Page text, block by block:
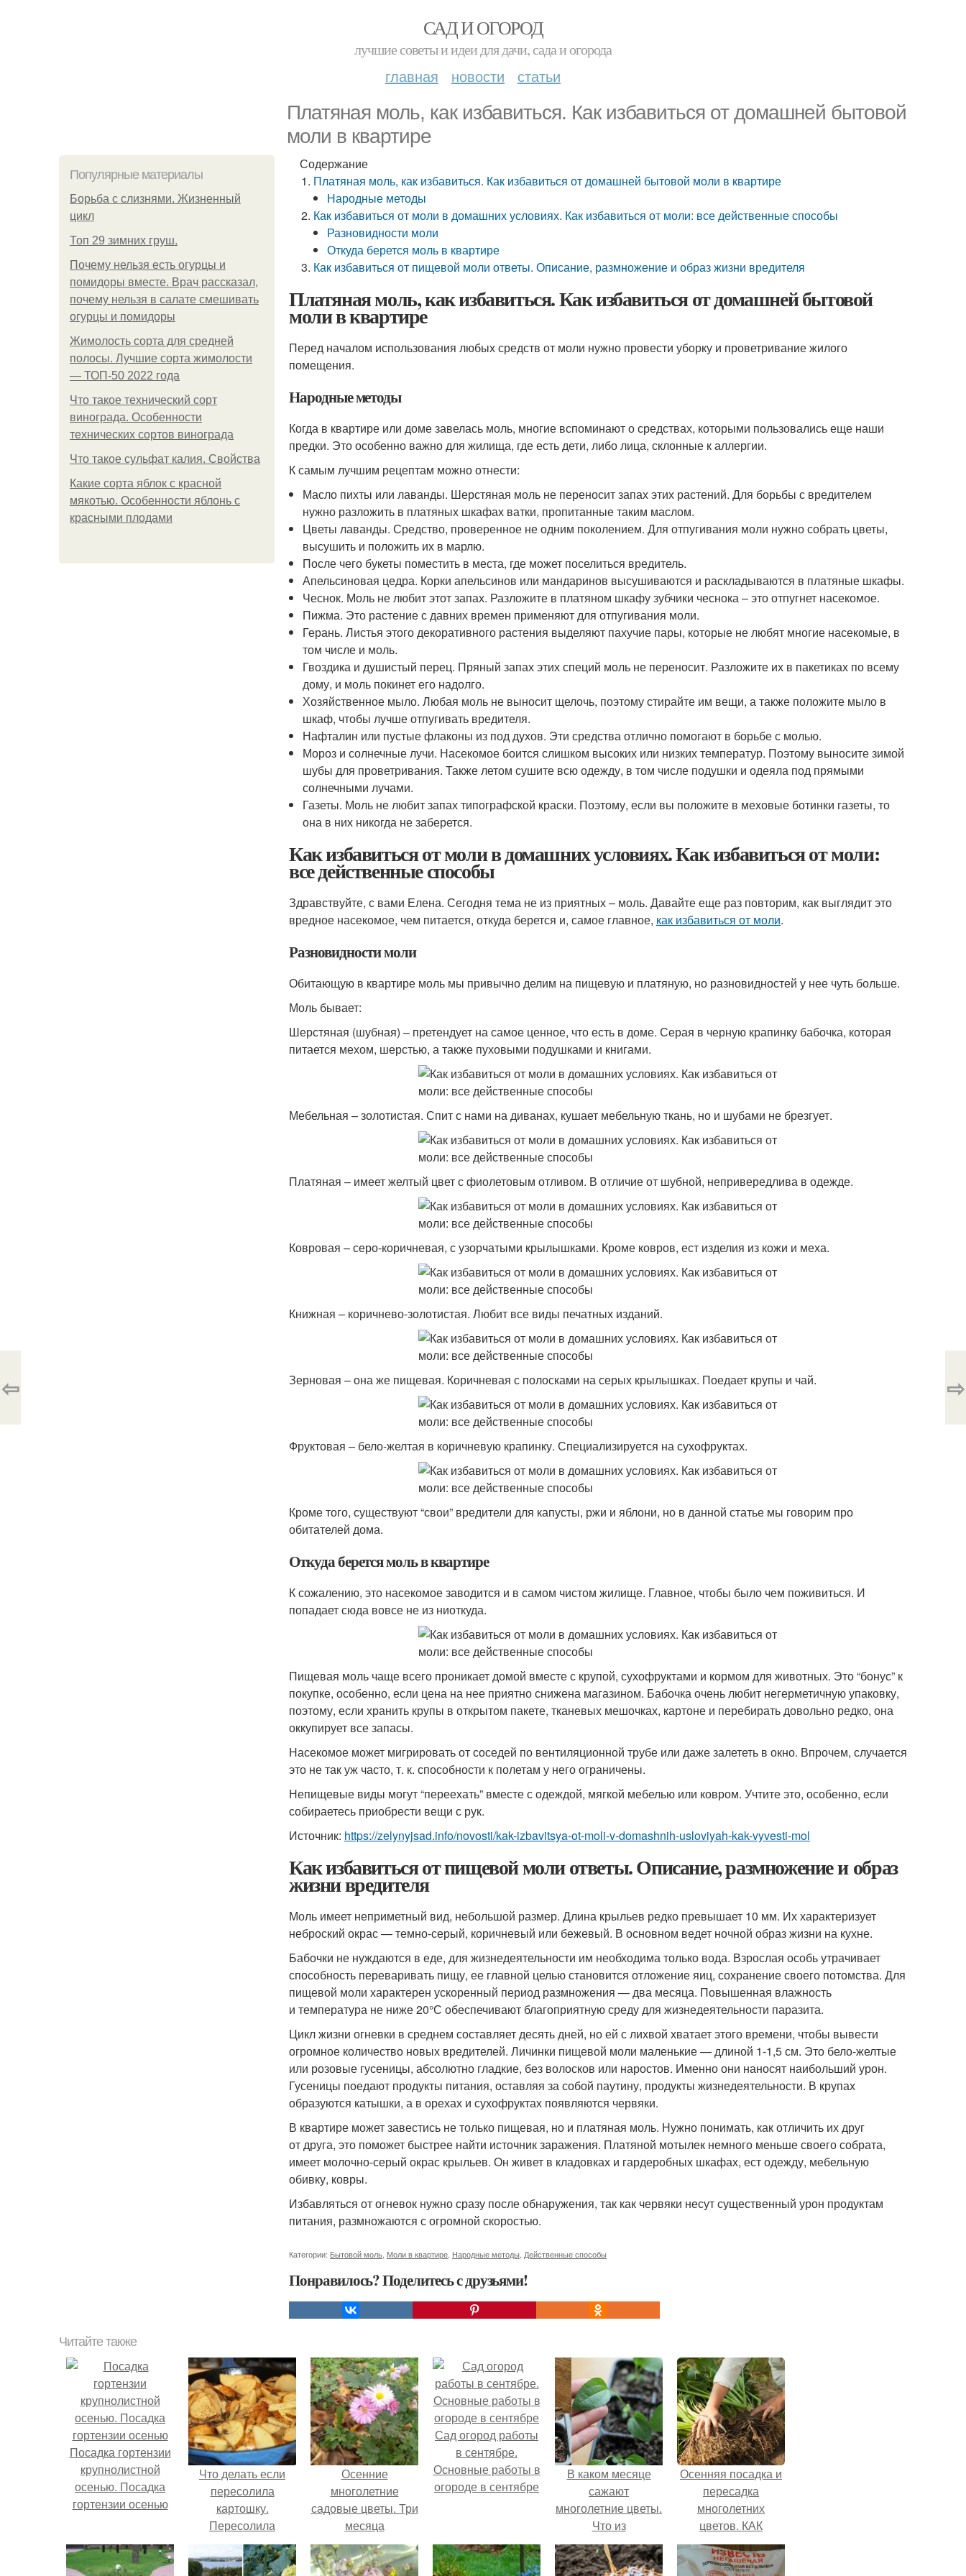
САД И ОГОРОД
лучшие советы и идеи для дачи, сада и огорода
главная новости статьи
Платяная моль, как избавиться. Как избавиться от домашней бытовой
моли в квартире
Популярные материалы
Борьба с слизнями. Жизненный
цикл
Топ 29 зимних груш.
Почему нельзя есть огурцы и
помидоры вместе. Врач рассказал,
почему нельзя в салате смешивать
огурцы и помидоры
Жимолость сорта для средней
полосы. Лучшие сорта жимолости
— ТОП-50 2022 года
Что такое технический сорт
винограда. Особенности
технических сортов винограда
Что такое сульфат калия. Свойства
Какие сорта яблок с красной
мякотью. Особенности яблонь с
красными плодами
Содержание
Платяная моль, как избавиться. Как избавиться от домашней бытовой моли в квартире
Народные методы
Как избавиться от моли в домашних условиях. Как избавиться от моли: все действенные способы
Разновидности моли
Откуда берется моль в квартире
Как избавиться от пищевой моли ответы. Описание, размножение и образ жизни вредителя
Платяная моль, как избавиться. Как избавиться от домашней бытовой
моли в квартире
Перед началом использования любых средств от моли нужно провести уборку и проветривание жилого
помещения.
Народные методы
Когда в квартире или доме завелась моль, многие вспоминают о средствах, которыми пользовались еще наши
предки. Это особенно важно для жилища, где есть дети, либо лица, склонные к аллергии.
К самым лучшим рецептам можно отнести:
Масло пихты или лаванды. Шерстяная моль не переносит запах этих растений. Для борьбы с вредителем
нужно разложить в платяных шкафах ватки, пропитанные таким маслом.
Цветы лаванды. Средство, проверенное не одним поколением. Для отпугивания моли нужно собрать цветы,
высушить и положить их в марлю.
После чего букеты поместить в места, где может поселиться вредитель.
Апельсиновая цедра. Корки апельсинов или мандаринов высушиваются и раскладываются в платяные шкафы.
Чеснок. Моль не любит этот запах. Разложите в платяном шкафу зубчики чеснока – это отпугнет насекомое.
Пижма. Это растение с давних времен применяют для отпугивания моли.
Герань. Листья этого декоративного растения выделяют пахучие пары, которые не любят многие насекомые, в
том числе и моль.
Гвоздика и душистый перец. Пряный запах этих специй моль не переносит. Разложите их в пакетиках по всему
дому, и моль покинет его надолго.
Хозяйственное мыло. Любая моль не выносит щелочь, поэтому стирайте им вещи, а также положите мыло в
шкаф, чтобы лучше отпугивать вредителя.
Нафталин или пустые флаконы из под духов. Эти средства отлично помогают в борьбе с молью.
Мороз и солнечные лучи. Насекомое боится слишком высоких или низких температур. Поэтому выносите зимой
шубы для проветривания. Также летом сушите всю одежду, в том числе подушки и одеяла под прямыми
солнечными лучами.
Газеты. Моль не любит запах типографской краски. Поэтому, если вы положите в меховые ботинки газеты, то
она в них никогда не заберется.
Как избавиться от моли в домашних условиях. Как избавиться от моли:
все действенные способы
Здравствуйте, с вами Елена. Сегодня тема не из приятных – моль. Давайте еще раз повторим, как выглядит это
вредное насекомое, чем питается, откуда берется и, самое главное, как избавиться от моли.
Разновидности моли
Обитающую в квартире моль мы привычно делим на пищевую и платяную, но разновидностей у нее чуть больше.
Моль бывает:
Шерстяная (шубная) – претендует на самое ценное, что есть в доме. Серая в черную крапинку бабочка, которая
питается мехом, шерстью, а также пуховыми подушками и книгами.
Мебельная – золотистая. Спит с нами на диванах, кушает мебельную ткань, но и шубами не брезгует.
Платяная – имеет желтый цвет с фиолетовым отливом. В отличие от шубной, непривередлива в одежде.
Ковровая – серо-коричневая, с узорчатыми крылышками. Кроме ковров, ест изделия из кожи и меха.
Книжная – коричнево-золотистая. Любит все виды печатных изданий.
Зерновая – она же пищевая. Коричневая с полосками на серых крылышках. Поедает крупы и чай.
Фруктовая – бело-желтая в коричневую крапинку. Специализируется на сухофруктах.
Кроме того, существуют “свои” вредители для капусты, ржи и яблони, но в данной статье мы говорим про
обитателей дома.
Откуда берется моль в квартире
К сожалению, это насекомое заводится и в самом чистом жилище. Главное, чтобы было чем поживиться. И
попадает сюда вовсе не из ниоткуда.
Пищевая моль чаще всего проникает домой вместе с крупой, сухофруктами и кормом для животных. Это “бонус” к
покупке, особенно, если цена на нее приятно снижена магазином. Бабочка очень любит негерметичную упаковку,
поэтому, если хранить крупы в открытом пакете, тканевых мешочках, картоне и перебирать довольно редко, она
оккупирует все запасы.
Насекомое может мигрировать от соседей по вентиляционной трубе или даже залететь в окно. Впрочем, случается
это не так уж часто, т. к. способности к полетам у него ограничены.
Непищевые виды могут “переехать” вместе с одеждой, мягкой мебелью или ковром. Учтите это, особенно, если
собираетесь приобрести вещи с рук.
Источник: https://zelynyjsad.info/novosti/kak-izbavitsya-ot-moli-v-domashnih-usloviyah-kak-vyvesti-mol
Как избавиться от пищевой моли ответы. Описание, размножение и образ
жизни вредителя
Моль имеет неприметный вид, небольшой размер. Длина крыльев редко превышает 10 мм. Их характеризует
неброский окрас — темно-серый, коричневый или бежевый. В основном ведет ночной образ жизни на кухне.
Бабочки не нуждаются в еде, для жизнедеятельности им необходима только вода. Взрослая особь утрачивает
способность переваривать пищу, ее главной целью становится отложение яиц, сохранение своего потомства. Для
пищевой моли характерен ускоренный период размножения — два месяца. Повышенная влажность
и температура не ниже 20°С обеспечивают благоприятную среду для жизнедеятельности паразита.
Цикл жизни огневки в среднем составляет десять дней, но ей с лихвой хватает этого времени, чтобы вывести
огромное количество новых вредителей. Личинки пищевой моли маленькие — длиной 1-1,5 см. Это бело-желтые
или розовые гусеницы, абсолютно гладкие, без волосков или наростов. Именно они наносят наибольший урон.
Гусеницы поедают продукты питания, оставляя за собой паутину, продукты жизнедеятельности. В крупах
образуются катышки, а в орехах и сухофруктах появляются червяки.
В квартире может завестись не только пищевая, но и платяная моль. Нужно понимать, как отличить их друг
от друга, это поможет быстрее найти источник заражения. Платяной мотылек немного меньше своего собрата,
имеет молочно-серый окрас крыльев. Он живет в кладовках и гардеробных шкафах, ест одежду, мебельную
обивку, ковры.
Избавляться от огневок нужно сразу после обнаружения, так как червяки несут существенный урон продуктам
питания, размножаются с огромной скоростью.
Категории: Бытовой моль Моли в квартире Народные методы Действенные способы
Понравилось? Поделитесь с друзьями!
⇦ ⇨
Читайте также
Посадка гортензии
крупнолистной
осенью. Посадка
гортензии осенью
Что делать если
пересолила
картошку.
Пересолила
картошку: что
делать и как
Осенние
многолетние
садовые цветы. Три
месяца
Сад огород работы
в сентябре.
Основные работы в
огороде в сентябре
В каком месяце
сажают
многолетние цветы.
Что из
многолетников
можно посеять
Осенняя посадка и
пересадка
многолетних
цветов. КАК
ПРОВОДИТЬ
ДЕЛЕНИЕ